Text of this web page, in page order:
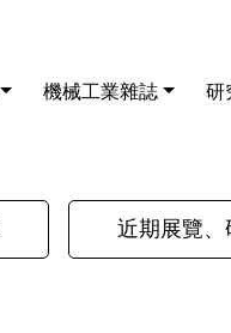
機械工業雜誌 研
近期展覽、